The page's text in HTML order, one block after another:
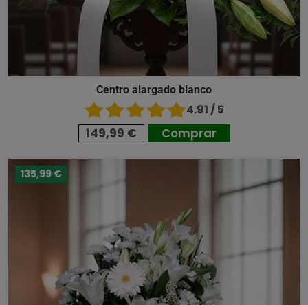
Centro alargado blanco
4.91 / 5
149,99 € Comprar
135,99 €